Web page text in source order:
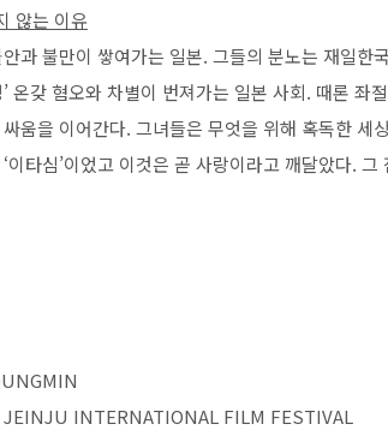
않는 이유
과 불만이 쌓여가는 일본. 그들의 분노는 재일한
’ 온갖 혐오와 차별이 번져가는 일본 사회. 때론 좌
움을 이어간다. 그녀들은 무엇을 위해 혹독한 세
이타심’이었고 이것은 곧 사랑이라고 깨달았다.
INTERNATIONAL FILM FESTIVAL